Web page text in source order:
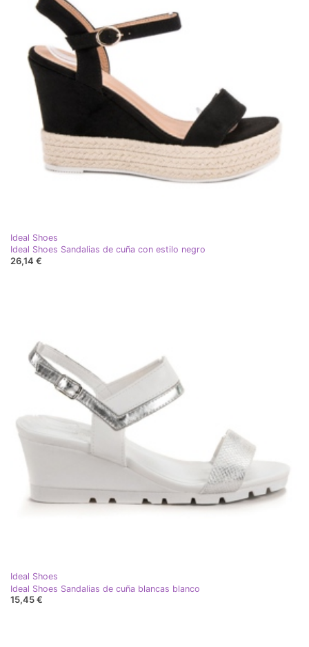
Ideal Shoes
Ideal Shoes Sandalias de cuña con estilo negro
26,14 €
Ideal Shoes
Ideal Shoes Sandalias de cuña blancas blanco
15,45 €